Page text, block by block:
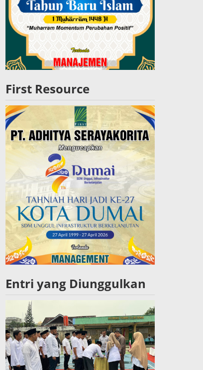
First Resource
Entri yang Diunggulkan